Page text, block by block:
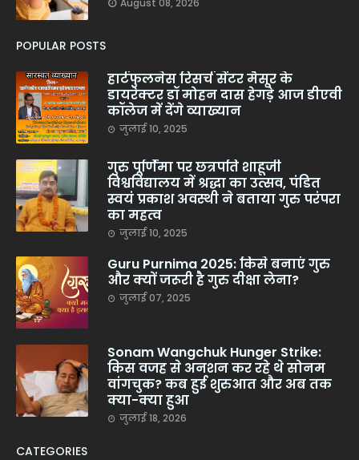
August 08, 2026
POPULAR POSTS
हार्टफुलनेस रिसर्च सेंटर मैसूर के
डायरेक्टर डॉ मोहन दास हेगड़े आज डीएवी
कॉलेज में देंगे व्याख्यान
जुलाई 10, 2025
गुरु पूर्णिमा पर छत्रपति शाहूजी
विश्वविद्यालय में श्रद्धा का उत्सव, पंडित
स्वयं प्रकाश अवस्थी ने बताया गुरु परंपरा
का महत्व
जुलाई 10, 2025
Guru Purnima 2025: किसे बनाएं गुरु
और क्यों जरूरी है गुरु दीक्षा लेना?
जुलाई 07, 2025
Sonam Wangchuk Hunger Strike:
किस वजह से अनशन कर रहे थे सोनम
वांगचुक? कब हुई शुरुआत और अब तक
क्या-क्या हुआ
जुलाई 18, 2026
CATEGORIES